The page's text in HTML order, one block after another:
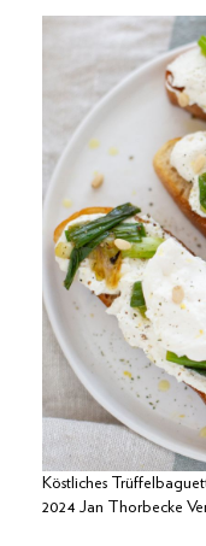
Köstliches
2024 Jan Thorbecke